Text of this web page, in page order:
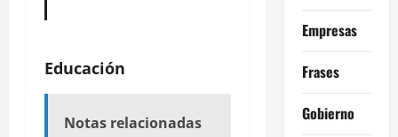
Educación
Notas relacionadas
Empresas
Frases
Gobierno